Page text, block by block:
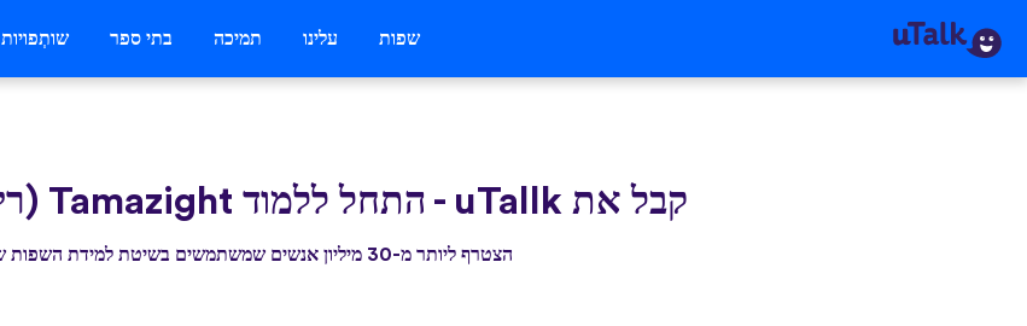
שפות עלינו תמיכה בתי ספר שותְפויות
קבל את uTallk - התחל ללמוד Tamazight (ריף ברבר) עוד היום
הצטרף ליותר מ-30 מיליון אנשים שמשתמשים בשיטת למידת השפות של uTallk